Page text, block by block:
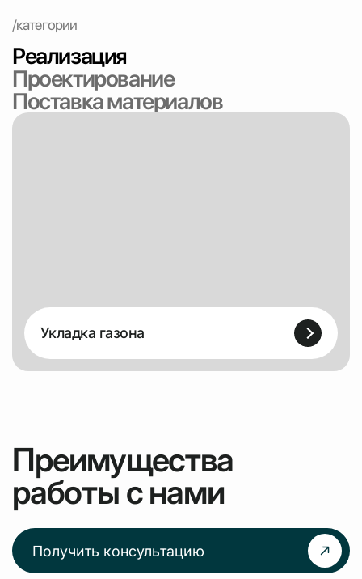
/категории
Реализация
Проектирование
Поставка материалов
Укладка газона
Преимущества
работы с нами
Получить консультацию